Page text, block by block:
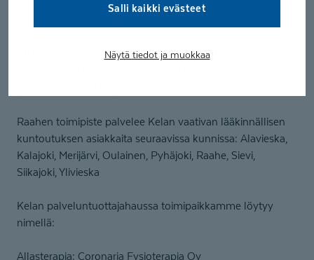
Salli kaikki evästeet
Näytä tiedot ja muokkaa
Raahen toimipiste palvelee Kelan vaativan lääkinnällisen
kuntoutuksen asiakkaita seuraavissa kunnissa: Alavieska,
Kalajoki, Merijärvi, Oulainen, Pyhäjoki, Raahe, Sievi,
Siikajoki, Ylivieska
Kelan palveluntuottajahaussa toimipaikkamme löytyy
nimellä:
Allasterapia: Coronaria Fysioterapia Oy